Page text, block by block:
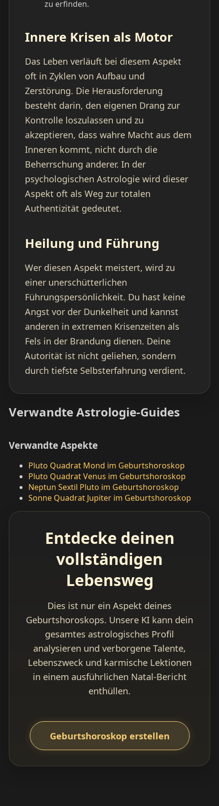
zu erfinden.
Innere Krisen als Motor
Das Leben verläuft bei diesem Aspekt
oft in Zyklen von Aufbau und
Zerstörung. Die Herausforderung
besteht darin, den eigenen Drang zur
Kontrolle loszulassen und zu
akzeptieren, dass wahre Macht aus dem
Inneren kommt, nicht durch die
Beherrschung anderer. In der
psychologischen Astrologie wird dieser
Aspekt oft als Weg zur totalen
Authentizität gedeutet.
Heilung und Führung
Wer diesen Aspekt meistert, wird zu
einer unerschütterlichen
Führungspersönlichkeit. Du hast keine
Angst vor der Dunkelheit und kannst
anderen in extremen Krisenzeiten als
Fels in der Brandung dienen. Deine
Autorität ist nicht geliehen, sondern
durch tiefste Selbsterfahrung verdient.
Verwandte Astrologie-Guides
Verwandte Aspekte
Pluto Quadrat Mond im Geburtshoroskop
Pluto Quadrat Venus im Geburtshoroskop
Neptun Sextil Pluto im Geburtshoroskop
Sonne Quadrat Jupiter im Geburtshoroskop
Entdecke deinen
vollständigen
Lebensweg
Dies ist nur ein Aspekt deines
Geburtshoroskops. Unsere KI kann dein
gesamtes astrologisches Profil
analysieren und verborgene Talente,
Lebenszweck und karmische Lektionen
in einem ausführlichen Natal-Bericht
enthüllen.
Geburtshoroskop erstellen